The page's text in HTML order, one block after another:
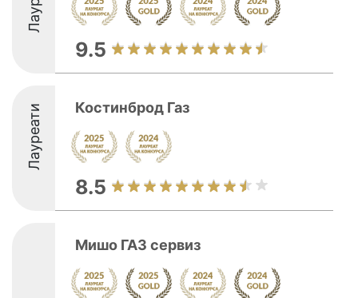
9.5
Лауреати Костинброд Газ
8.5
Мишо ГАЗ сервиз